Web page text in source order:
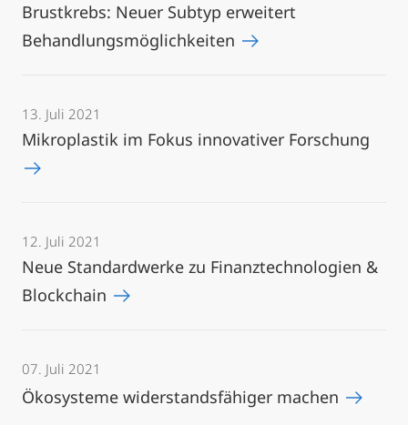
Brustkrebs: Neuer Subtyp erweitert
Behandlungsmöglichkeiten
13. Juli 2021
Mikroplastik im Fokus innovativer Forschung
12. Juli 2021
Neue Standardwerke zu Finanztechnologien &
Blockchain
07. Juli 2021
Ökosysteme widerstandsfähiger machen